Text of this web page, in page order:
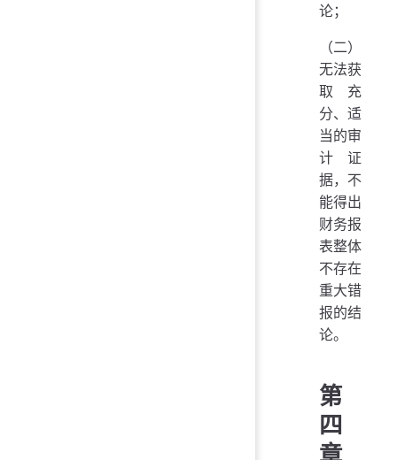
论；
（二）
无法获
取充
分、适
当的审
计证
据，不
能得出
财务报
表整体
不存在
重大错
报的结
论。
第
四
章